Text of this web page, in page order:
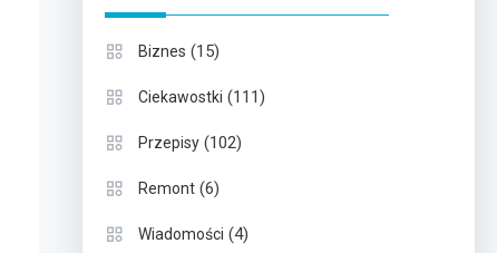
Biznes (15)
Ciekawostki (111)
Przepisy(102)
Remont(6)
Wiadomości (4)